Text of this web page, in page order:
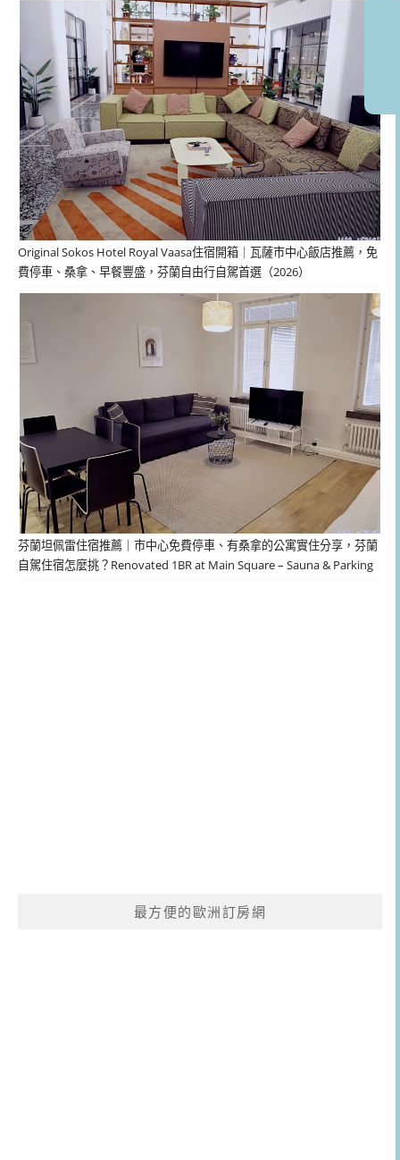
Original Sokos Hotel Royal Vaasa住宿開箱｜瓦薩市中心飯店推薦，免
費停車、桑拿、早餐豐盛，芬蘭自由行自駕首選（2026）
芬蘭坦佩雷住宿推薦｜市中心免費停車、有桑拿的公寓實住分享，芬蘭
自駕住宿怎麼挑？Renovated 1BR at Main Square – Sauna & Parking
最方便的歐洲訂房網